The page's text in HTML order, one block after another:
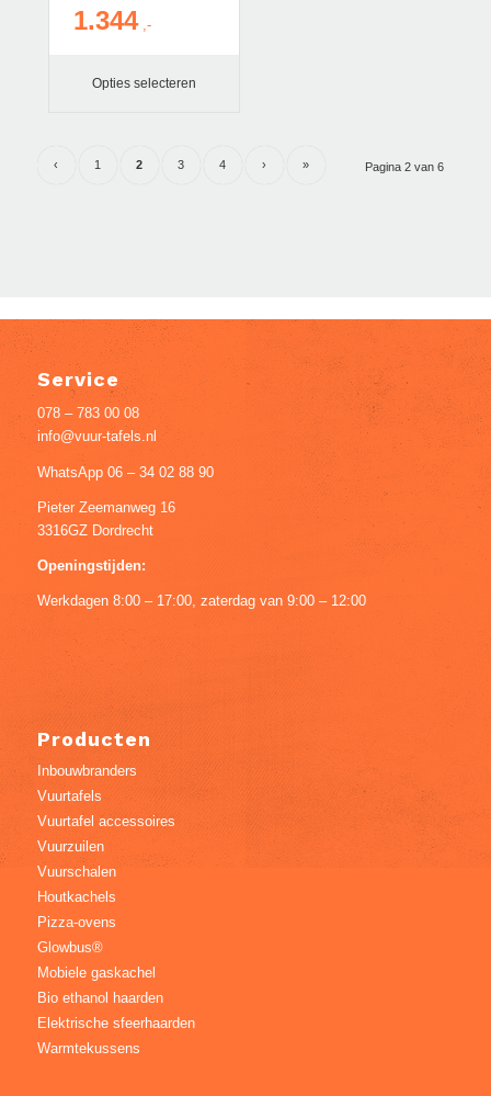
1.344Prijsklasse:
Opties selecteren
Pagina 2 van 6
‹ 1 2 3 4 › »
Service
078 – 783 00 08
info@vuur-tafels.nl
WhatsApp 06 – 34 02 88 90
Pieter Zeemanweg 16
3316GZ Dordrecht
Openingstijden:
Werkdagen 8:00 – 17:00, zaterdag van 9:00 – 12:00
Producten
Inbouwbranders
Vuurtafels
Vuurtafel accessoires
Vuurzuilen
Vuurschalen
Houtkachels
Pizza-ovens
Glowbus®
Mobiele gaskachel
Bio ethanol haarden
Elektrische sfeerhaarden
Warmtekussens